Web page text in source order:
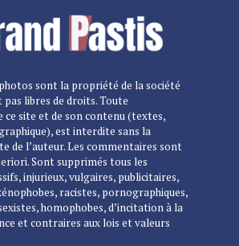
sont la propriété de la société
pas libres de droits. Toute
ce site et de son contenu (textes,
est interdite sans la
de l’auteur. Les commentaires sont
Sont supprimés tous les
injurieux, vulgaires, publicitaires,
racistes, pornographiques,
homophobes, d’incitation à la
et contraires aux lois et valeurs